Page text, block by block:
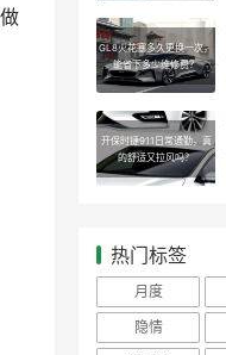
GL8火花塞多久更换一次，
能省下多少维修费？
开保时捷911日常通勤，真
的舒适又拉风吗？
热门标签
月度
隐情